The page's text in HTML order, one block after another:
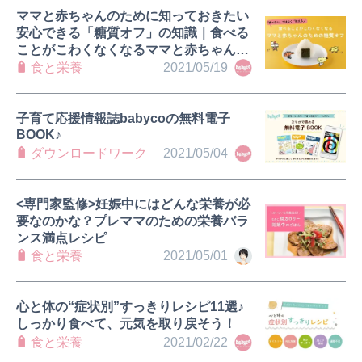
2021/05/19
ママと赤ちゃんのために知っておきたい
安心できる「糖質オフ」の知識｜食べる
ことがこわくなくなるママと赤ちゃんの
ための糖質オフ①
食と栄養
2021/05/04
子育て応援情報誌babycoの無料電子
BOOK♪
ダウンロードワーク
2021/05/01
<専門家監修>妊娠中にはどんな栄養が必
要なのかな？プレママのための栄養バラ
ンス満点レシピ
食と栄養
2021/02/22
心と体の“症状別”すっきりレシピ11選♪
しっかり食べて、元気を取り戻そう！
食と栄養